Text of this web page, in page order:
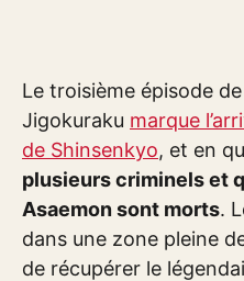
Le troisième épisode de
Jigokuraku marque
de Shinsenkyo, et en
plusieurs criminels et
Asaemon sont morts.
dans une zone pleine
de récupérer le